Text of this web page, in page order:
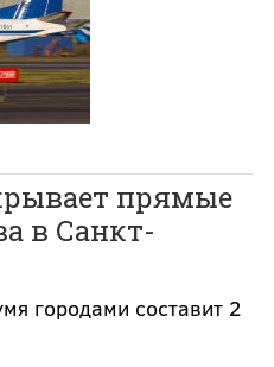
прямые
в Санкт-
городами составит 2